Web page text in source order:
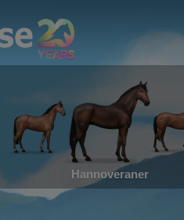
Hannoveraner